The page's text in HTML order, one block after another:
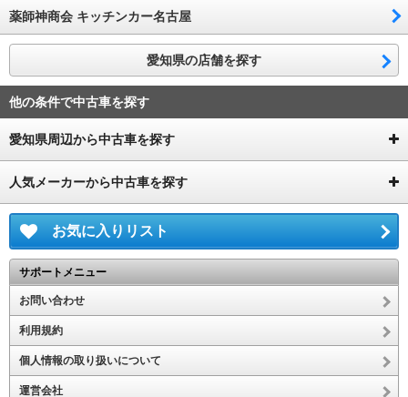
薬師神商会 キッチンカー名古屋
愛知県の店舗を探す
他の条件で中古車を探す
愛知県周辺から中古車を探す
人気メーカーから中古車を探す
お気に入りリスト
サポートメニュー
お問い合わせ
利用規約
個人情報の取り扱いについて
運営会社